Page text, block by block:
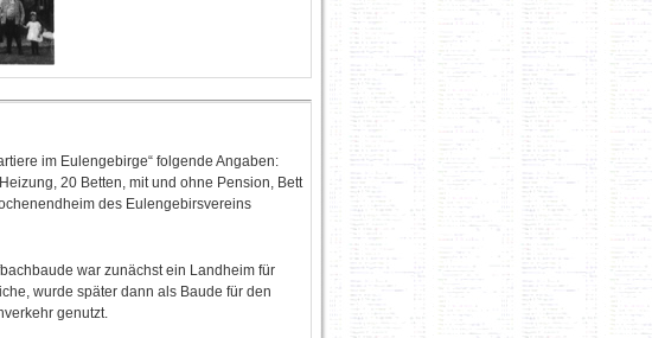
im Eulengebirge“ folgende Angaben:
20 Betten, mit und ohne Pension, Bett
des Eulengebirsvereins
war zunächst ein Landheim für
wurde später dann als Baude für den
genutzt.